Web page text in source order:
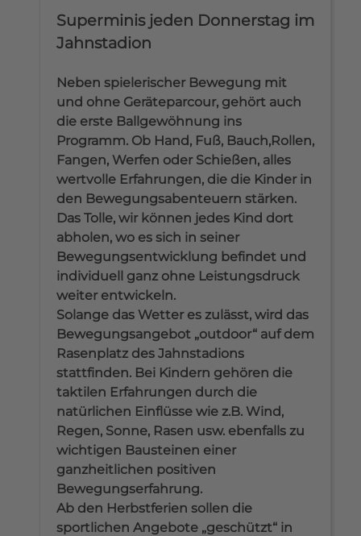
Superminis jeden Donnerstag im
Jahnstadion
Neben spielerischer Bewegung mit
und ohne Geräteparcour, gehört auch
die erste Ballgewöhnung ins
Programm. Ob Hand, Fuß, Bauch,Rollen,
Fangen, Werfen oder Schießen, alles
wertvolle Erfahrungen, die die Kinder in
den Bewegungsabenteuern stärken.
Das Tolle, wir können jedes Kind dort
abholen, wo es sich in seiner
Bewegungsentwicklung befindet und
individuell ganz ohne Leistungsdruck
weiter entwickeln.
Solange das Wetter es zulässt, wird das
Bewegungsangebot „outdoor“ auf dem
Rasenplatz des Jahnstadions
stattfinden. Bei Kindern gehören die
taktilen Erfahrungen durch die
natürlichen Einflüsse wie z.B. Wind,
Regen, Sonne, Rasen usw. ebenfalls zu
wichtigen Bausteinen einer
ganzheitlichen positiven
Bewegungserfahrung.
Ab den Herbstferien sollen die
sportlichen Angebote „geschützt“ in